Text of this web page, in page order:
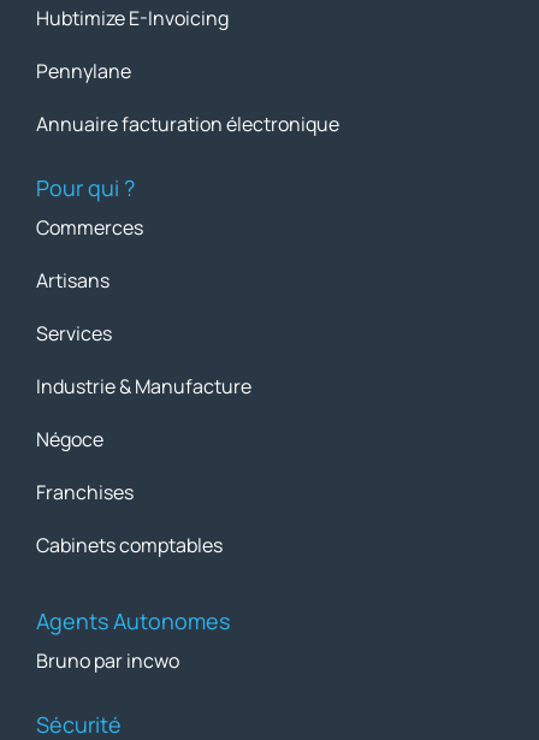
Hubtimize E-Invoicing
Pennylane
Annuaire facturation électronique
Pour qui ?
Commerces
Artisans
Services
Industrie & Manufacture
Négoce
Franchises
Cabinets comptables
Agents Autonomes
Bruno par incwo
Sécurité